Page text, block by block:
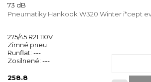
73 dB
Pneumatiky Hankook W320 Winter i*cept evo
275/45 R21 110V
Zimné pneu
Runflat: ---
Zosilnené: ---
258.8